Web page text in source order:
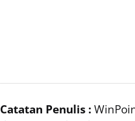
Catatan Penulis :